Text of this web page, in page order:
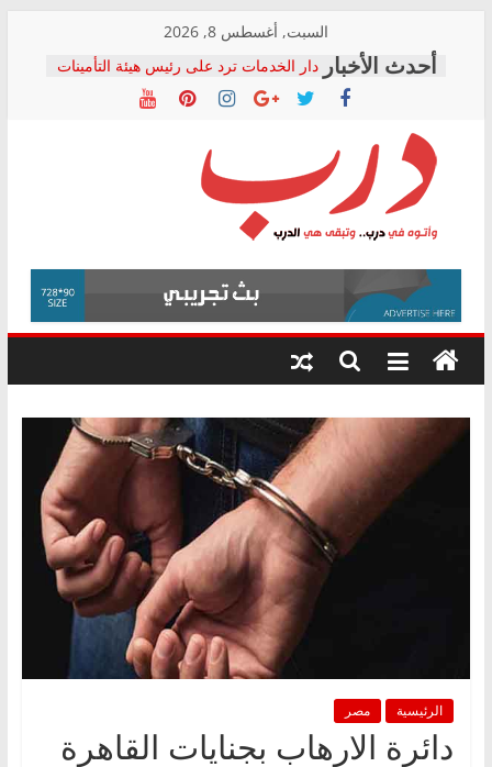
content
السبت, أغسطس 8, 2026
دار الخدمات ترد على رئيس هيئة التأمينات
بعد مؤتمره الصحفي: إنكار الأزمة لا ينهي
معاناة أصحاب المعاشات.. ونطالب بكشف
فرحات سليمان يكتب: القطاع الصحي إلى
أين؟
حزب التحالف الشعبي يطلق لجنة “الحق
في الصحة” بالإسكندرية لرصد الانتهاكات
ودعم المرضى
الوزاري لمدينة الصحفيين.. وانتهاء أعمال
إنشاء المبنى الإداري
المجلس القومي لحقوق الإنسان يعلن
متابعة قضية الدكتور محمد زهران.. ويؤكد:
قرينة البراءة وضمانات المحاكمة العادلة
درب
وأتوه
درب..
وتبقى
هي
الرئيسية مصر
دائرة الارهاب بجنايات القاهرة